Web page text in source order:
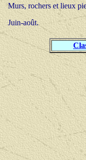
Murs, rochers et lieux
Juin-août.